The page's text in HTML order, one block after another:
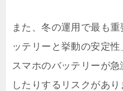
また、冬の運用で最も
ッテリーと挙動の安定
スマホのバッテリーが
したりするリスクがあ